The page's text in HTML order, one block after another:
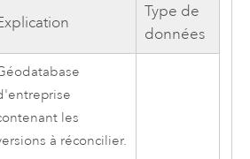
Type de
données
les
à réconcilier.